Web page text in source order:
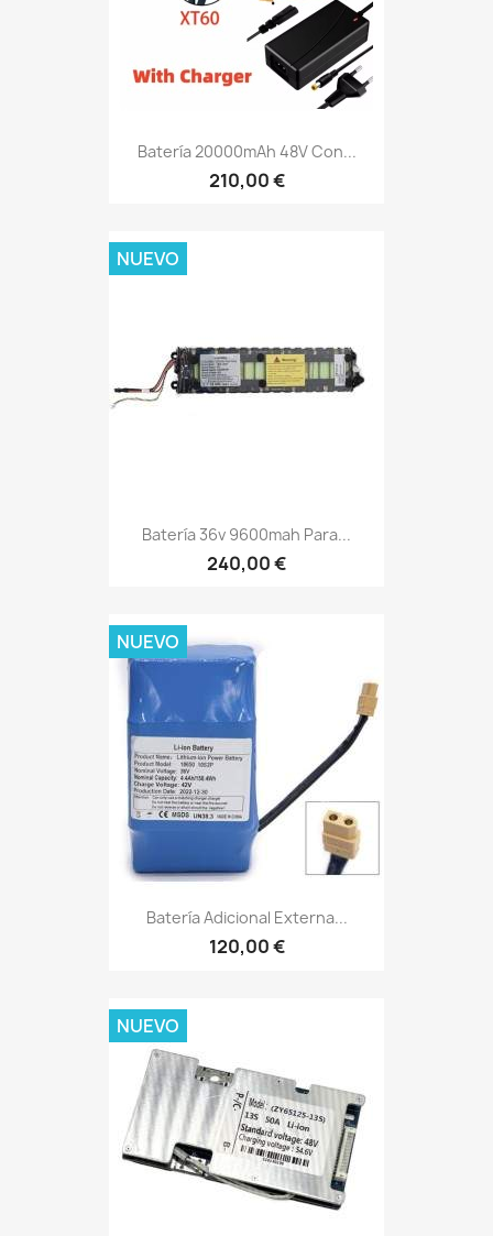
Batería 20000mAh 48V Con...
210,00 €
Batería 36v 9600mah Para...
240,00 €
NUEVO
Batería Adicional Externa...
120,00 €
NUEVO
NUEVO